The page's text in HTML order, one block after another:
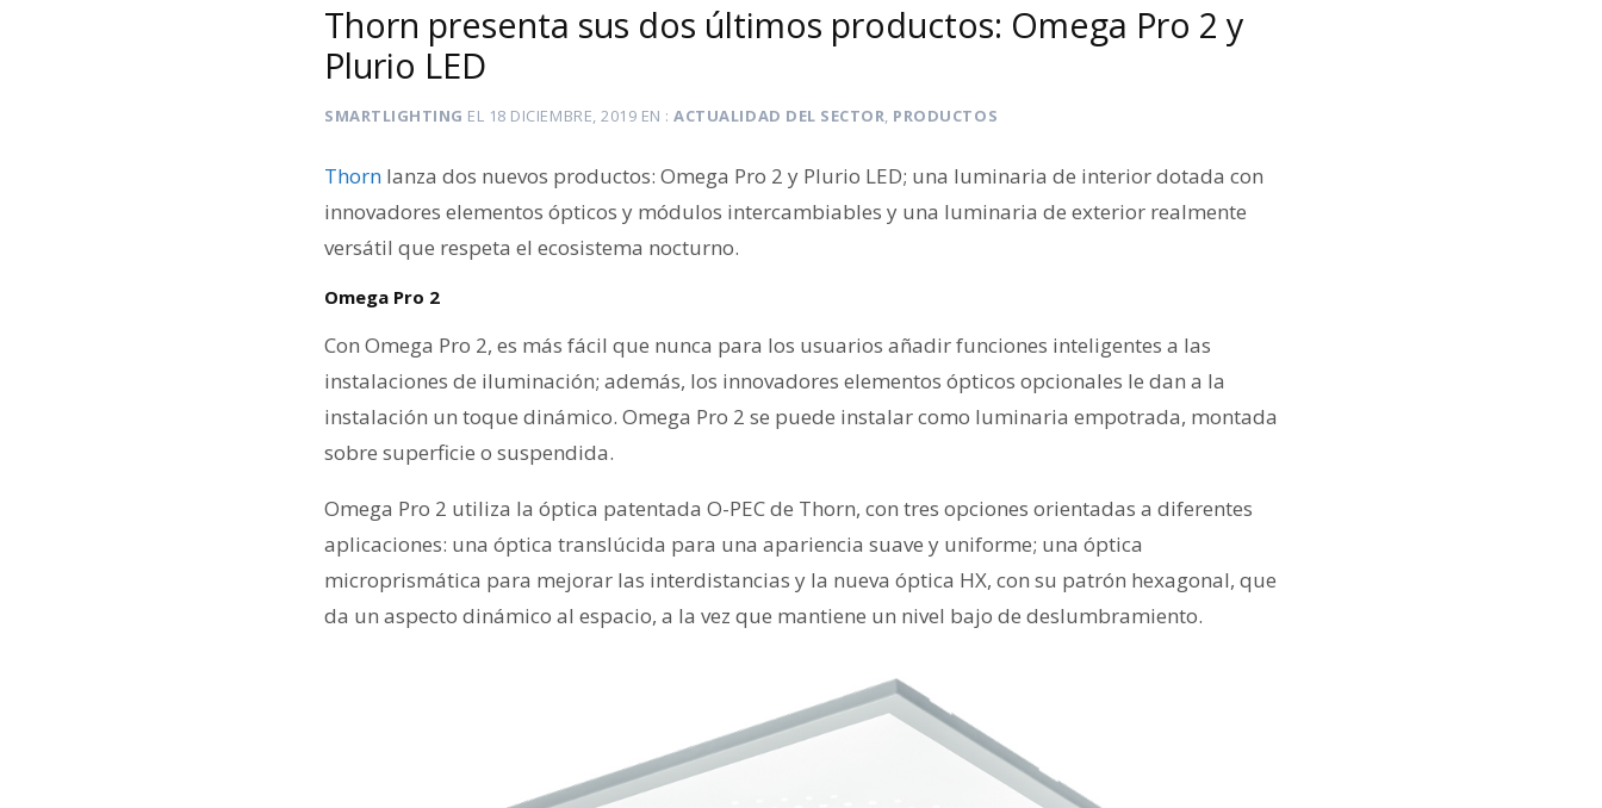
Thorn presenta sus dos últimos productos: Omega Pro 2 y
Plurio LED
SMARTLIGHTING EL 18 DICIEMBRE, 2019 EN ACTUALIDAD DEL SECTOR, PRODUCTOS
Thorn lanza dos nuevos productos: Omega Pro 2 y Plurio LED; una luminaria de interior dotada con
innovadores elementos ópticos y módulos intercambiables y una luminaria de exterior realmente
versátil que respeta el ecosistema nocturno.
Omega Pro 2
Con Omega Pro 2, es más fácil que nunca para los usuarios añadir funciones inteligentes a las
instalaciones de iluminación; además, los innovadores elementos ópticos opcionales le dan a la
instalación un toque dinámico. Omega Pro 2 se puede instalar como luminaria empotrada, montada
sobre superficie o suspendida.
Omega Pro 2 utiliza la óptica patentada O-PEC de Thorn, con tres opciones orientadas a diferentes
aplicaciones: una óptica translúcida para una apariencia suave y uniforme; una óptica
microprismática para mejorar las interdistancias y la nueva óptica HX, con su patrón hexagonal, que
da un aspecto dinámico al espacio, a la vez que mantiene un nivel bajo de deslumbramiento.